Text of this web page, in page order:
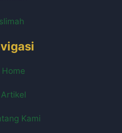
Home
Artikel
Kami